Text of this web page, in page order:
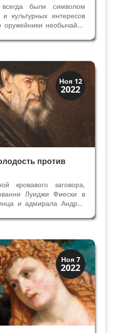
были символом
и культурных интересов
оружейники необычайно
черпали из работ
Ноя 12
2022
против
кровавого заговора,
Луиджи Фиески в
и адмирала Андреа
в походах против
семьи...
Ноя 7
2022